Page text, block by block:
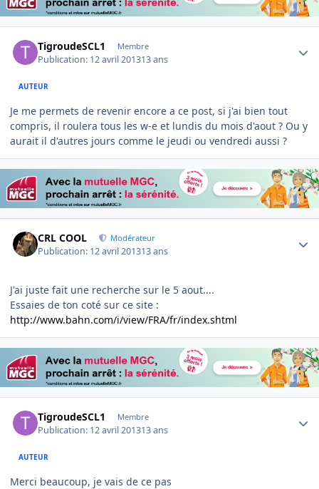
TigroudeSCL1 Membre
Publication: 12 avril 201313 ans
AUTEUR
Je me permets de revenir encore a ce post, si j'ai bien tout
compris, il roulera tous les w-e et lundis du mois d'aout ? Ou y
aurait il d'autres jours comme le jeudi ou vendredi aussi ?
CRL COOL Modérateur
Publication: 12 avril 201313 ans
J'ai juste fait une recherche sur le 5 aout....
Essaies de ton coté sur ce site :
http://www.bahn.com/i/view/FRA/fr/index.shtml
TigroudeSCL1 Membre
Publication: 12 avril 201313 ans
AUTEUR
Merci beaucoup, je vais de ce pas